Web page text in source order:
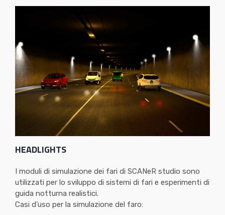
HEADLIGHTS
I moduli di simulazione dei fari di SCANeR studio sono
utilizzati per lo sviluppo di sistemi di fari e esperimenti di
guida notturna realistici.
Casi d’uso per la simulazione del faro: